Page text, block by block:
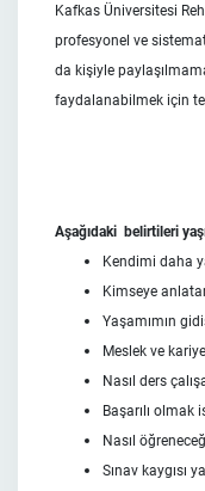
Kafkas Üniversitesi
profesyonel ve
da kişiyle
faydalanabilmek için
Aşağıdaki belirtileri
Kendimi daha
Kimseye
Yaşamımın
Meslek ve
Nasıl ders
Başarılı olmak
Nasıl
Sınav kaygısı